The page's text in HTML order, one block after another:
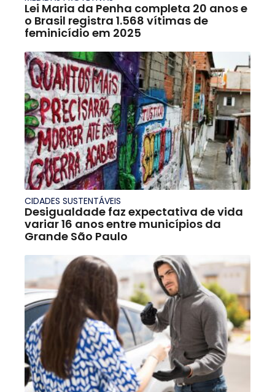
Lei Maria da Penha completa 20 anos e
o Brasil registra 1.568 vítimas de
feminicídio em 2025
CIDADES SUSTENTÁVEIS
Desigualdade faz expectativa de vida
variar 16 anos entre municípios da
Grande São Paulo